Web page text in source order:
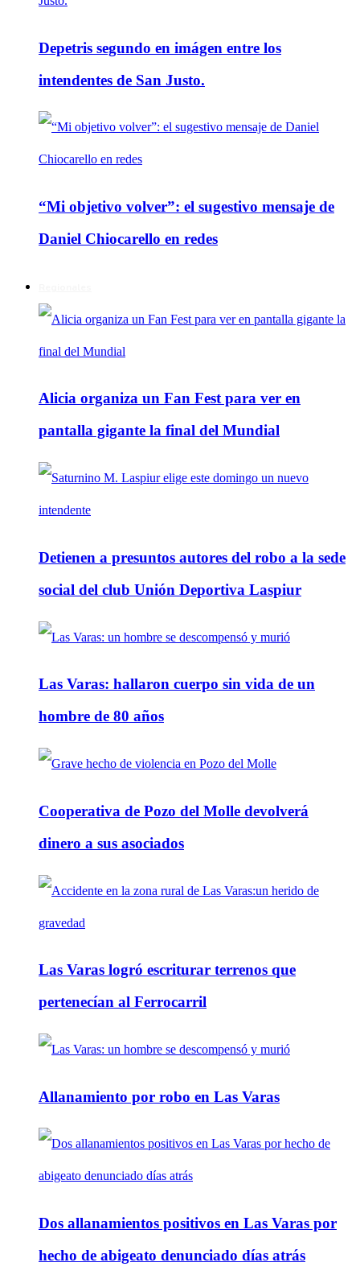
Depetris segundo en imágen entre los
intendentes de San Justo.
“Mi objetivo volver”: el sugestivo mensaje de
Daniel Chiocarello en redes
Alicia organiza un Fan Fest para ver en
pantalla gigante la final del Mundial
Detienen a presuntos autores del robo a la sede
social del club Unión Deportiva Laspiur
Las Varas: hallaron cuerpo sin vida de un
hombre de 80 años
Cooperativa de Pozo del Molle devolverá
dinero a sus asociados
Las Varas logró escriturar terrenos que
pertenecían al Ferrocarril
Allanamiento por robo en Las Varas
Dos allanamientos positivos en Las Varas por
hecho de abigeato denunciado días atrás